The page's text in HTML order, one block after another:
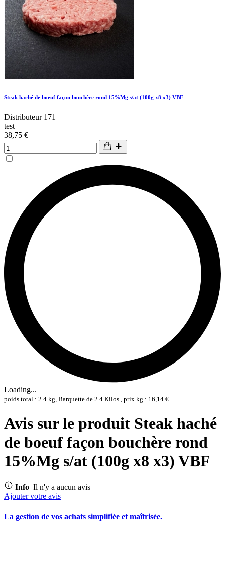
Steak haché de boeuf façon bouchère rond 15%Mg s/at (100g x8 x3) VBF
Distributeur 171
test
38,75 €
Loading...
poids total : 2.4 kg, Barquette de 2.4 Kilos , prix kg : 16,14 €
Avis sur le produit Steak haché
de boeuf façon bouchère rond
15%Mg s/at (100g x8 x3) VBF
Info Il n'y a aucun avis
Ajouter votre avis
La gestion de vos achats simplifiée et maîtrisée.